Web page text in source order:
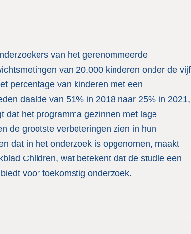
van het gerenommeerde
van 20.000 kinderen onder de vijf
percentage van kinderen met een
daalde van 51% in 2018 naar 25% in 2021,
dat het programma gezinnen met lage
de grootste verbeteringen zien in hun
dat in het onderzoek is opgenomen, maakt
Children, wat betekent dat de studie een
voor toekomstig onderzoek.